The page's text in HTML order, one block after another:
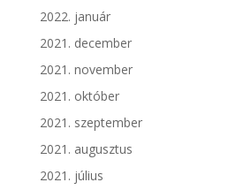
2022. január
2021. december
2021. november
2021. október
2021. szeptember
2021. augusztus
2021. július